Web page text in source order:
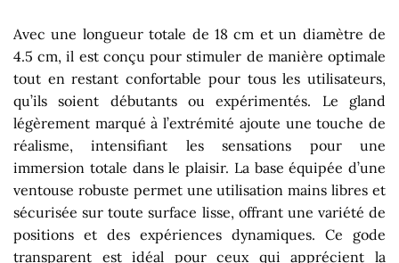
Avec une longueur totale de 18 cm et un diamètre de
4.5 cm, il est conçu pour stimuler de manière optimale
tout en restant confortable pour tous les utilisateurs,
qu’ils soient débutants ou expérimentés. Le gland
légèrement marqué à l’extrémité ajoute une touche de
réalisme, intensifiant les sensations pour une
immersion totale dans le plaisir. La base équipée d’une
ventouse robuste permet une utilisation mains libres et
sécurisée sur toute surface lisse, offrant une variété de
positions et des expériences dynamiques. Ce gode
transparent est idéal pour ceux qui apprécient la